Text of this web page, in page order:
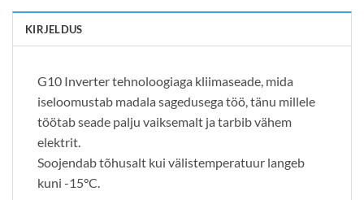
KIRJELDUS
G10 Inverter tehnoloogiaga kliimaseade, mida
iseloomustab madala sagedusega töö, tänu millele
töötab seade palju vaiksemalt ja tarbib vähem
elektrit.
Soojendab tõhusalt kui välistemperatuur langeb
kuni -15°C.